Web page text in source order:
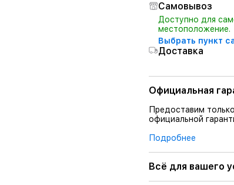
Самовывоз
Доступно для
местоположение.
Выбрать пункт
Доставка
Официальная
Предоставим
официальной
Подробнее
Всё для вашего